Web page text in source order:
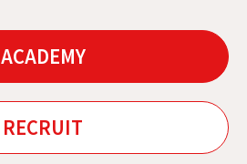
ACADEMY
RECRUIT